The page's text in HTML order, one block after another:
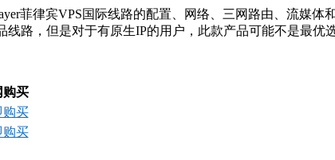
菲律宾VPS国际线路的配置、网络、三网路由、流媒体
路，但是对于有原生IP的用户，此款产品可能不是最优
购买
购买
购买